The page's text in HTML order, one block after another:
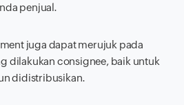
penjual.
juga dapat merujuk pada
dilakukan consignee, baik untuk
didistribusikan.